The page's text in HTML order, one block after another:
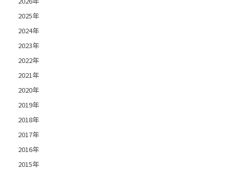
2025年
2024年
2023年
2022年
2021年
2020年
2019年
2018年
2017年
2016年
2015年